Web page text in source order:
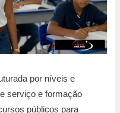
por níveis e
serviço e formação
públicos para